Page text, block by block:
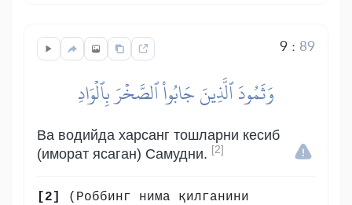
9: 89
وَثَمُودَ ٱلَّذِينَ جَابُواْ ٱلصَّخۡرَ بِٱلۡوَادِ
Ва водийда харсанг тошларни кесиб
(иморат ясаган) Самудни. [2]
[2]
(Роббинг нима қилганини